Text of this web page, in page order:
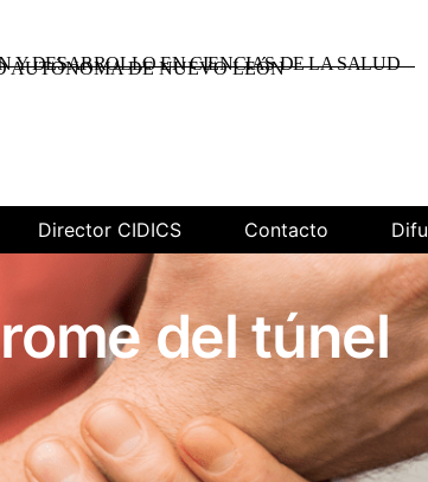
AUTÓNOMA DE NUEVO LEÓN
Y DESARROLLO EN CIENCIAS DE LA SALUD
Director CIDICS Contacto
del túnel